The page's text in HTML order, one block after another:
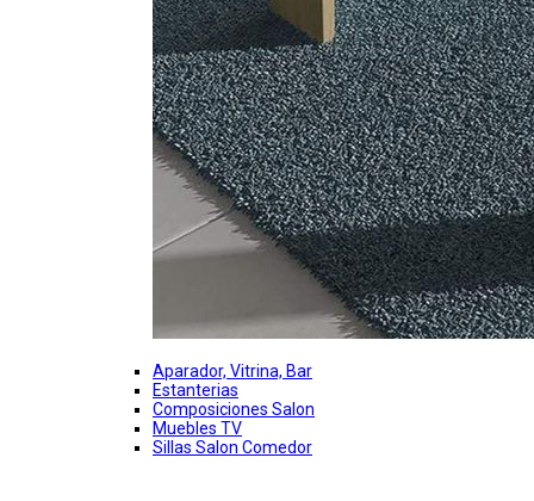
Aparador, Vitrina, Bar
Estanterias
Composiciones Salon
Muebles TV
Sillas Salon Comedor